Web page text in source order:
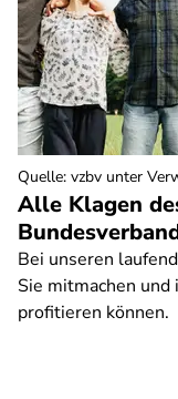
Alle Klagen
Bei unseren
Sie mitmachen
profitieren können.
Quelle: vzbv unter